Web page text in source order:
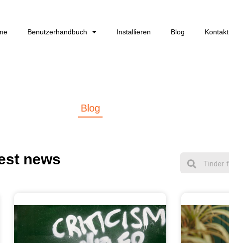
Benutzerhandbuch Installieren Blog Kontakt
Blog
news